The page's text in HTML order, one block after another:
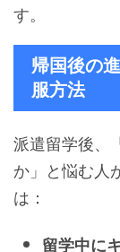
す。
帰国後の
服方法
派遣留学後、
か」と悩む人
は：
留学中に